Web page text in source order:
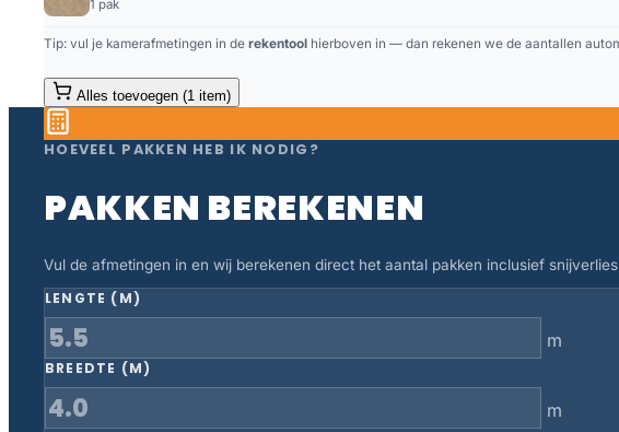
1 pak
Tip: vul je kamerafmetingen in de rekentool hierboven in — dan rekenen we de aantallen
Alles toevoegen (1 item)
HOEVEEL PAKKEN HEB IK NODIG?
PAKKEN BEREKENEN
Vul de afmetingen in en wij berekenen direct het aantal pakken inclusief
LENGTE (M)
m
BREEDTE (M)
m